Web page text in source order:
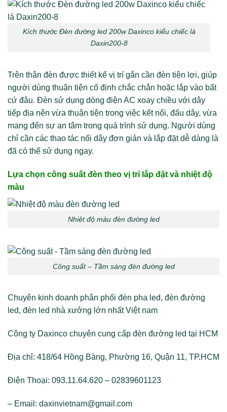
Kích thước Đèn đường led 200w Daxinco kiểu chiếc lá
Daxin200-8
Trên thân đèn được thiết kế vị trí gắn cần đèn tiện lợi, giúp
người dùng thuận tiện cố định chắc chắn hoặc lắp vào bất
cứ đâu. Đèn sử dụng dòng điện AC xoay chiều với dây
tiếp địa nên vừa thuận tiện trong việc kết nối, đấu dây, vừa
mang đến sự an tâm trong quá trình sử dụng. Người dùng
chỉ cần các thao tác nối dây đơn giản và lắp đặt dễ dàng là
đã có thể sử dụng ngay.
Lựa chọn công suất đèn theo vị trí lắp đặt và nhiệt độ
màu
Nhiệt độ màu đèn đường led
Công suất – Tầm sáng đèn đường led
Chuyên kinh doanh phân phối đèn pha led, đèn đường
led, đèn led nhà xưởng lớn nhất Việt nam
Công ty Daxinco chuyên cung cấp đèn đường led tại HCM
Địa chỉ: 418/64 Hồng Bàng, Phường 16, Quận 11, TP.HCM
Điện Thoại: 093.11.64.620 – 02839601123
– Email: daxinvietnam@gmail.com